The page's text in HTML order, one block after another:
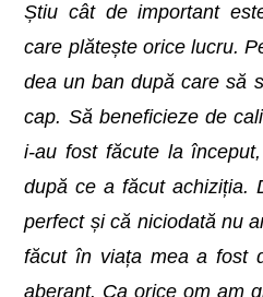
Știu cât de important
care plătește orice lucru.
dea un ban după care să
cap. Să beneficieze de
i-au fost făcute la
după ce a făcut achiziția.
perfect și că niciodată nu
făcut în viața mea a fost
aberant. Ca orice om am